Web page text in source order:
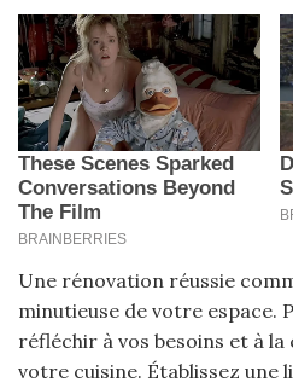
Une rénovation réussie
minutieuse de votre espace.
réfléchir à vos besoins et à
votre cuisine. Établissez une